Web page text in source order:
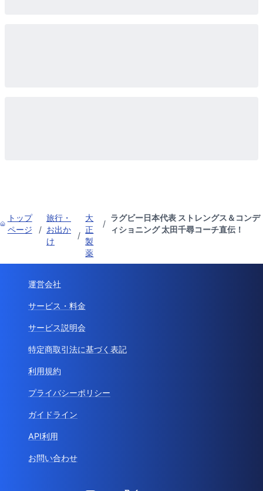
トップ
ページ
/
旅行・
お出か
け
/
大
正
製
薬
/
ラグビー日本代表 ストレングス＆コンデ
ィショニング 太田千尋コーチ直伝！
運営会社
サービス・料金
サービス説明会
特定商取引法に基づく表記
利用規約
プライバシーポリシー
ガイドライン
API利用
お問い合わせ